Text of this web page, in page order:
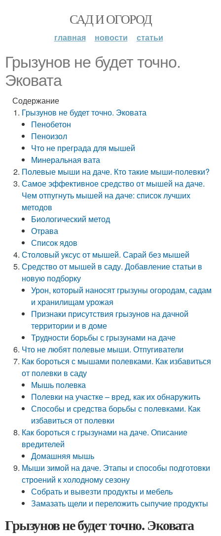
САД И ОГОРОД
главная новости статьи
Грызунов не будет точно.
Эковата
Содержание
Грызунов не будет точно. Эковата
Пенобетон
Пеноизол
Что не преграда для мышей
Минеральная вата
Полевые мыши на даче. Кто такие мыши-полевки?
Самое эффективное средство от мышей на даче.
Чем отпугнуть мышей на даче: список лучших
методов
Биологический метод
Отрава
Список ядов
Столовый уксус от мышей. Сарай без мышей
Средство от мышей в саду. Добавление статьи в
новую подборку
Урон, который наносят грызуны огородам, садам
и хранилищам урожая
Признаки присутствия грызунов на дачной
территории и в доме
Трудности борьбы с грызунами на даче
Что не любят полевые мыши. Отпугиватели
Как бороться с мышами полевками. Как избавиться
от полевки в саду
Мышь полевка
Полевки на участке – вред, как их обнаружить
Способы и средства борьбы с полевками. Как
избавиться от полевки
Как бороться с грызунами на даче. Описание
вредителей
Домашняя мышь
Мыши зимой на даче. Этапы и способы подготовки
строений к холодному сезону
Собрать и вывезти продукты и мебель
Замазать щели и переложить сыпучие продукты
Грызунов не будет точно. Эковата